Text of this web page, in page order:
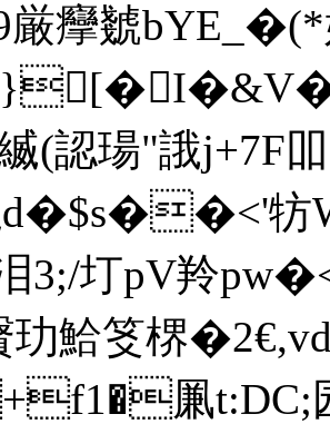
癴虦
(認瑒"誐j+7F
d�$s��<'
圢pV羚
玏鮯笅楐
凲t:DC;